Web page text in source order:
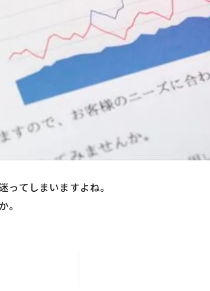
てしまいますよね。
。